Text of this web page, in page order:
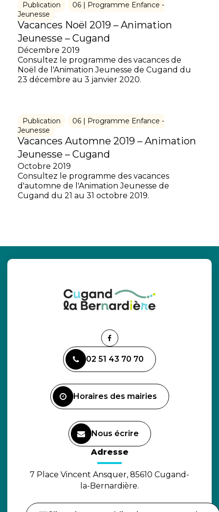
Publication
06 | Programme Enfance -
Jeunesse
Vacances Noël 2019 – Animation
Jeunesse – Cugand
Décembre 2019
Consultez le programme des vacances de
Noël de l'Animation Jeunesse de Cugand du
23 décembre au 3 janvier 2020.
Publication
06 | Programme Enfance -
Jeunesse
Vacances Automne 2019 – Animation
Jeunesse – Cugand
Octobre 2019
Consultez le programme des vacances
d'automne de l'Animation Jeunesse de
Cugand du 21 au 31 octobre 2019.
Lien
le
compte
02 51 43 70 70
Horaires des mairies
Nous écrire
(ouverture dans un nouvel
Adresse
7 Place Vincent Ansquer, 85610 Cugand-
la-Bernardière.